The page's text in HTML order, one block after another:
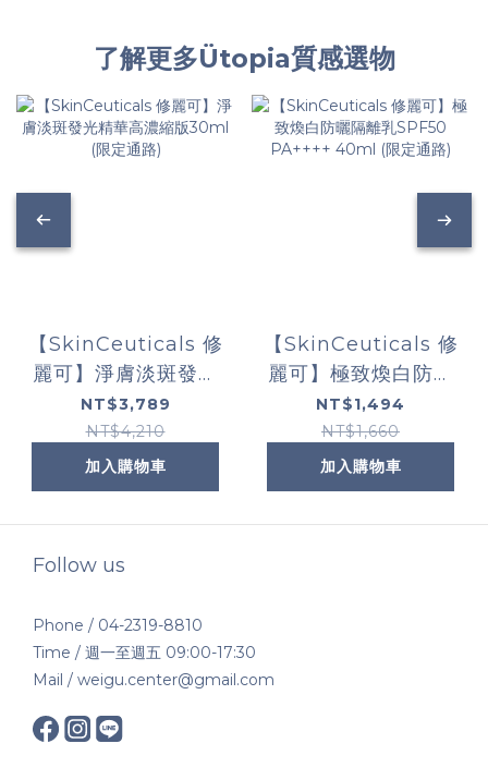
了解更多Ütopia質感選物
【SkinCeuticals 修
麗可】淨膚淡斑發光
精華高濃縮版30ml
(限定通路)
NT$3,789
NT$4,210
加入購物車
【SkinCeuticals 修
麗可】極致煥白防曬
隔離乳SPF50
PA++++ 40ml (限定
通路)
NT$1,494
NT$1,660
加入購物車
Follow us
Phone / 04-2319-8810
Time / 週一至週五 09:00-17:30
Mail / weigu.center@gmail.com